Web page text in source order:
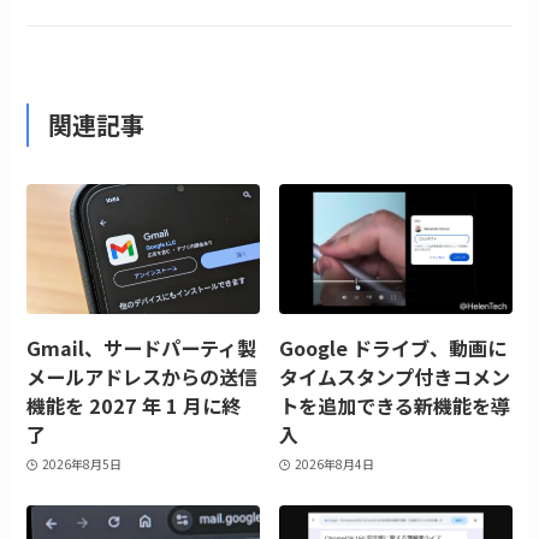
関連記事
Gmail、サードパーティ製
メールアドレスからの送信
機能を 2027 年 1 月に終
了
2026年8月5日
Google ドライブ、動画に
タイムスタンプ付きコメン
トを追加できる新機能を導
入
2026年8月4日